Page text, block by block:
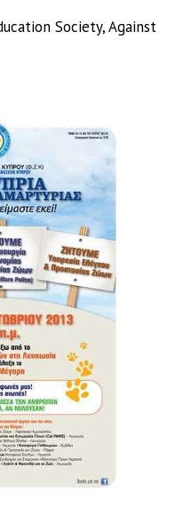
Society, Against